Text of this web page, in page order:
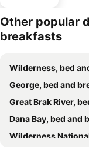
Other popular
breakfasts
Wilderness, bed and
George, bed and
Great Brak River, bed
Dana Bay, bed and
Wilderness National Park, bed